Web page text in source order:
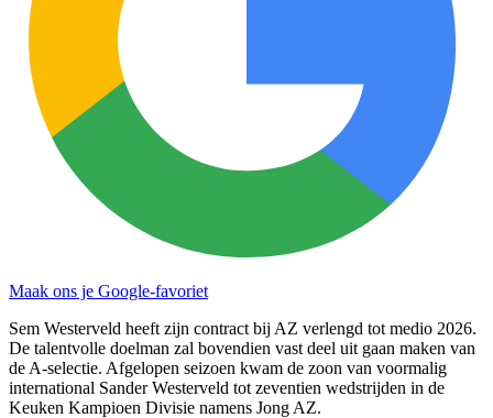
Maak ons je Google-favoriet
Sem Westerveld heeft zijn contract bij AZ verlengd tot medio 2026.
De talentvolle doelman zal bovendien vast deel uit gaan maken van
de A-selectie. Afgelopen seizoen kwam de zoon van voormalig
international Sander Westerveld tot zeventien wedstrijden in de
Keuken Kampioen Divisie namens Jong AZ.